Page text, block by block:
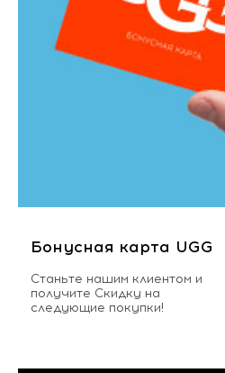
Бонусная карта UGG
Станьте нашим клиентом и
получите Скидку на
следующие покупки!